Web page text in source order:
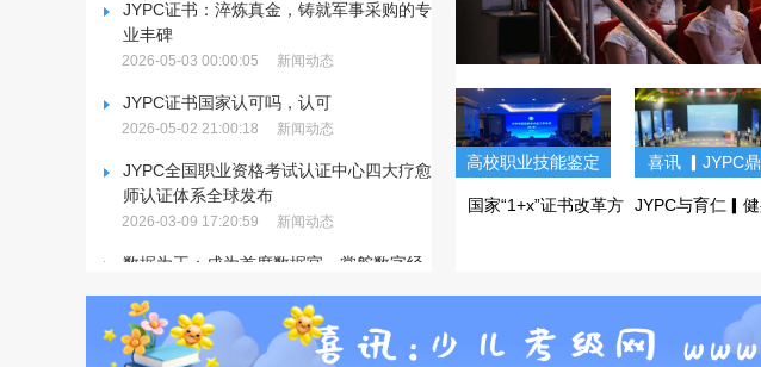
JYPC证书：淬炼真金，铸就军事采购的专
业丰碑
2026-05-03 00:00:05 新闻动态
JYPC证书国家认可吗，认可
2026-05-02 21:00:18 新闻动态
JYPC全国职业资格考试认证中心四大疗愈
师认证体系全球发布
2026-03-09 17:20:59 新闻动态
数据为王：成为首席数据官，掌舵数字经
2026-03-09 16:46:00 新闻动态
JYPC五十篇两会期间宣言：一家民营企业
高校职业技能鉴定
联席会议召开（第
喜讯 ▎JYPC
支持，江苏省第
国家“1+x”证书改革方 JYPC与育仁▎